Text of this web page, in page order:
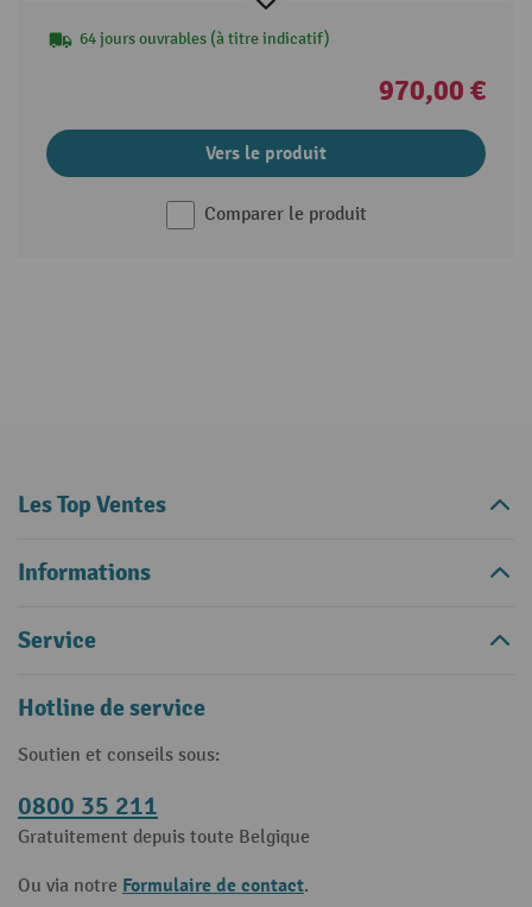
64 jours ouvrables (à titre indicatif)
970,00 €
Vers le produit
Comparer le produit
Les Top Ventes
Informations
Service
Hotline de service
Soutien et conseils sous:
0800 35 211
Gratuitement depuis toute Belgique
Ou via notre Formulaire de contact.